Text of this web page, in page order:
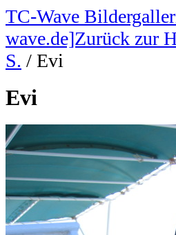
TC-Wave
wave.de]Zurück zur
S. / Evi
Evi